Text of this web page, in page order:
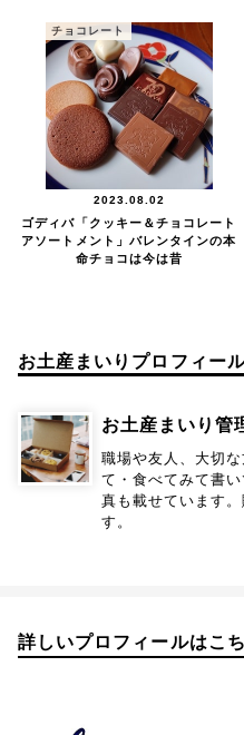
チョコレート
2023.08.02
ゴディバ「クッキー＆チョコレート
アソートメント」バレンタインの本
命チョコは今は昔
お土産まいりプロフィー
お土産まいり管
職場や友人、大切
て・食べてみて書
真も載せています
す。
詳しいプロフィールはこ